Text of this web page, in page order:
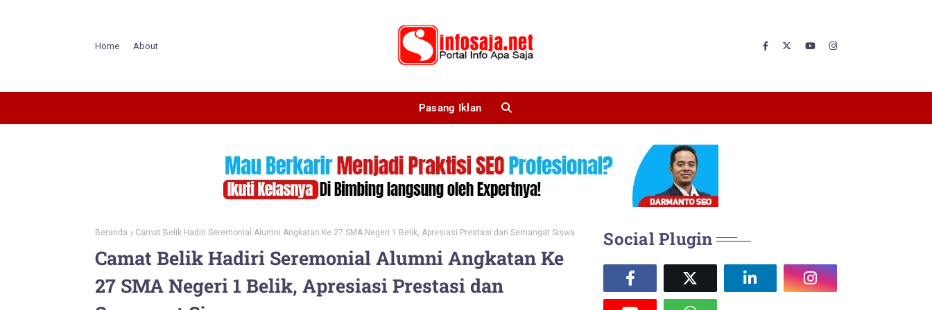
Home About
Pasang Iklan
Beranda Camat Belik Hadiri Seremonial Alumni Angkatan Ke 27 SMA Negeri 1 Belik, Apresiasi Prestasi dan Semangat Siswa
Camat Belik Hadiri Seremonial Alumni Angkatan Ke
27 SMA Negeri 1 Belik, Apresiasi Prestasi dan
Social Plugin